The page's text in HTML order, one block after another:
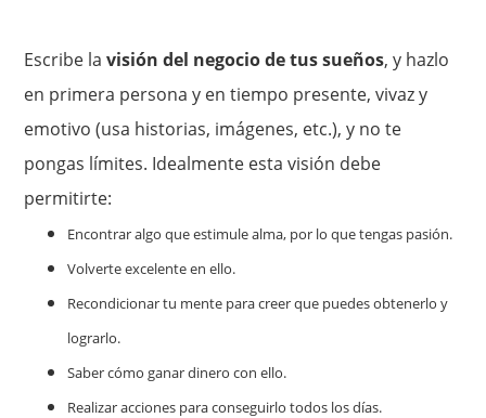
Escribe lavisión del negocio de tus sueños, y hazlo
en primera persona y en tiempo presente, vivaz y
emotivo (usa historias, imágenes, etc.), y no te
pongas límites. Idealmente esta visión debe
permitirte:
Encontrar algo que estimule alma, por lo que tengas pasión.
Volverte excelente en ello.
Recondicionar tu mente para creer que puedes obtenerlo y
lograrlo.
Saber cómo ganar dinero con ello.
Realizar acciones para conseguirlo todos los días.